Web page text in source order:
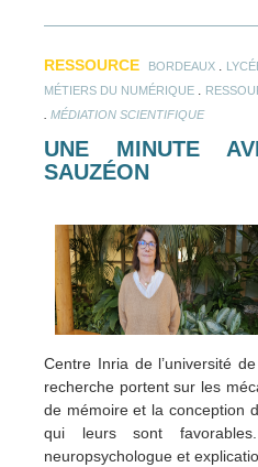
RESSOURCE BORDEAUX
MÉTIERS DU NUMÉRIQUE
MÉDIATION SCIENTIFIQUE
UNE MINUTE
SAUZÉON
Centre Inria de l’université
recherche portent sur les
de mémoire et la conception
qui leurs sont
neuropsychologue et